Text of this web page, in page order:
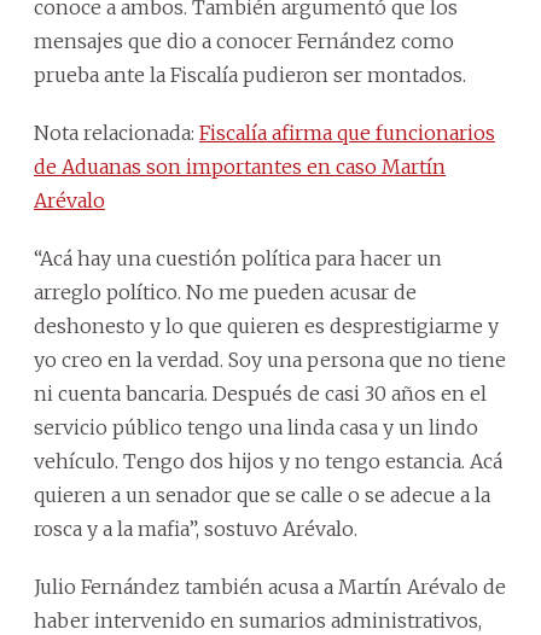
conoce a ambos. También argumentó que los
mensajes que dio a conocer Fernández como
prueba ante la Fiscalía pudieron ser montados.
Nota relacionada: Fiscalía afirma que funcionarios
de Aduanas son importantes en caso Martín
Arévalo
“Acá hay una cuestión política para hacer un
arreglo político. No me pueden acusar de
deshonesto y lo que quieren es desprestigiarme y
yo creo en la verdad. Soy una persona que no tiene
ni cuenta bancaria. Después de casi 30 años en el
servicio público tengo una linda casa y un lindo
vehículo. Tengo dos hijos y no tengo estancia. Acá
quieren a un senador que se calle o se adecue a la
rosca y a la mafia”, sostuvo Arévalo.
Julio Fernández también acusa a Martín Arévalo de
haber intervenido en sumarios administrativos,